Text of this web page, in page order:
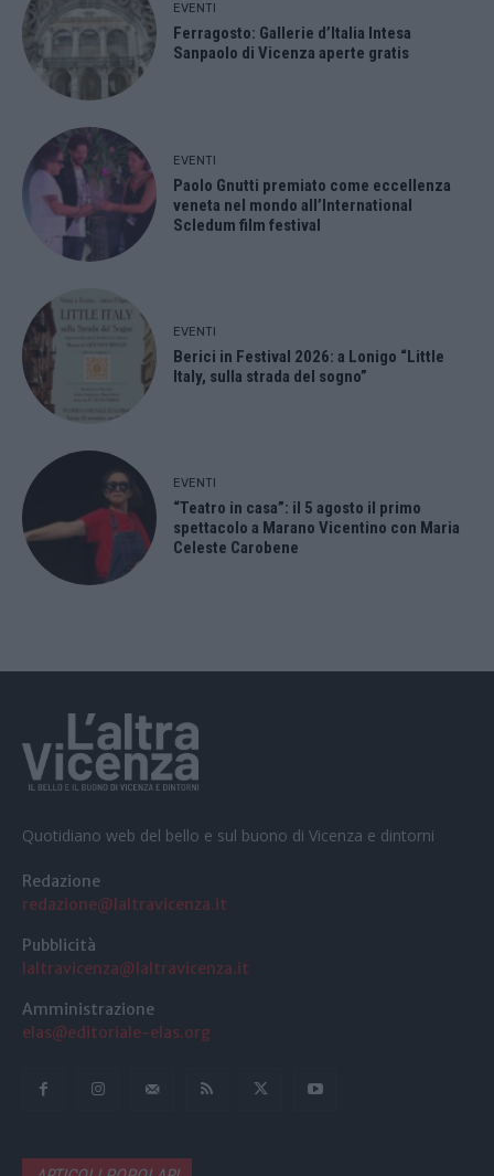
EVENTI
Ferragosto: Gallerie d’Italia Intesa
Sanpaolo di Vicenza aperte gratis
EVENTI
Paolo Gnutti premiato come eccellenza
veneta nel mondo all’International
Scledum film festival
EVENTI
Berici in Festival 2026: a Lonigo “Little
Italy, sulla strada del sogno”
EVENTI
“Teatro in casa”: il 5 agosto il primo
spettacolo a Marano Vicentino con Maria
Celeste Carobene
Quotidiano web del bello e sul buono di Vicenza e dintorni
Redazione
redazione@laltravicenza.it
Pubblicità
laltravicenza@laltravicenza.it
Amministrazione
elas@editoriale-elas.org